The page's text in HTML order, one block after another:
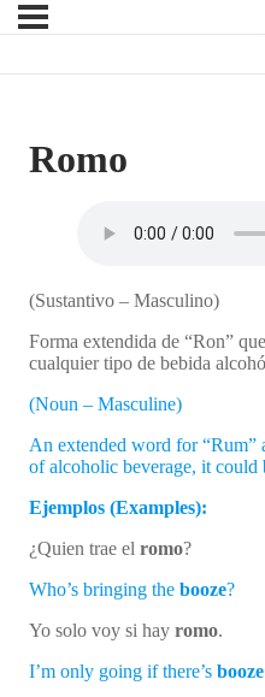
Romo
(Sustantivo – Masculino)
Forma extendida de “Ron”
cualquier tipo de bebida
(Noun – Masculine)
An extended word for “Rum”
of alcoholic beverage, it could
Ejemplos (Examples):
¿Quien trae el romo?
Who’s bringing the booze?
Yo solo voy si hay romo.
I’m only going if there’s booze